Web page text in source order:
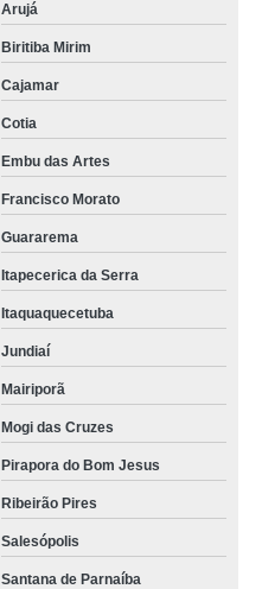
Arujá
Biritiba Mirim
Cajamar
Cotia
Embu das Artes
Francisco Morato
Guararema
Itapecerica da Serra
Itaquaquecetuba
Jundiaí
Mairiporã
Mogi das Cruzes
Pirapora do Bom Jesus
Ribeirão Pires
Salesópolis
Santana de Parnaíba